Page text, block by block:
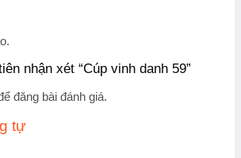
nhận xét “Cúp vinh danh 59”
đăng bài đánh giá.
tự